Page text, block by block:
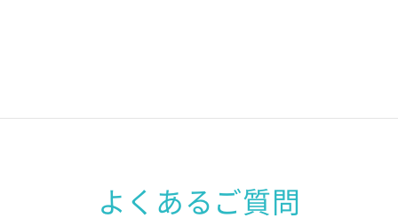
よくあるご質問